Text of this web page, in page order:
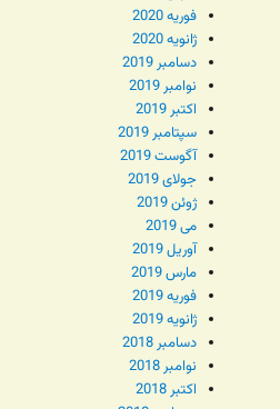
فوریه 2020
ژانویه 2020
دسامبر 2019
نوامبر 2019
اکتبر 2019
سپتامبر 2019
آگوست 2019
جولای 2019
ژوئن 2019
می 2019
آوریل 2019
مارس 2019
فوریه 2019
ژانویه 2019
دسامبر 2018
نوامبر 2018
اکتبر 2018